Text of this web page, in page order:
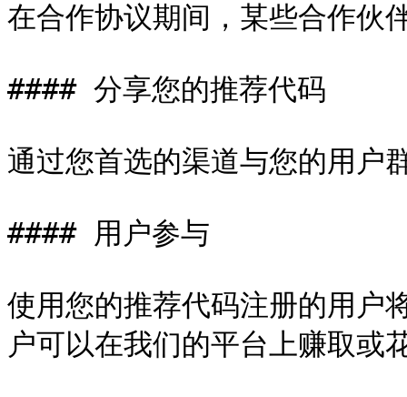
在合作协议期间，某些合作伙
#### 分享您的推荐代码
通过您首选的渠道与您的用户
#### 用户参与
使用您的推荐代码注册的用户
户可以在我们的平台上赚取或